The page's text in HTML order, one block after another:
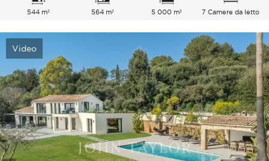
544 m² 564 m² 5 000 m² 7 Camere da letto
Video